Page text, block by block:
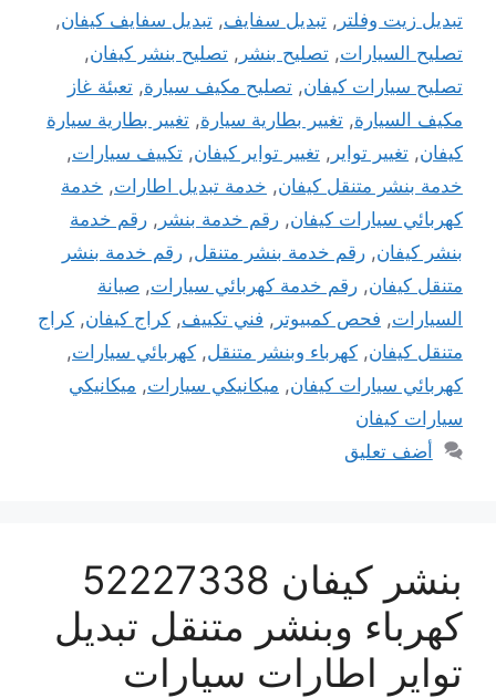
تبديل زيت وفلتر , تبديل سفايف, تبديل سفايف كيفان,
تصليح السيارات, تصليح بنشر , تصليح بنشر كيفان,
تصليح سيارات كيفان, تصليح مكيف سيارة, تعبئة غاز
مكيف السيارة, تغيير بطارية سيارة, تغيير بطارية سيارة
كيفان, تغيير تواير , تغيير تواير كيفان, تكييف سيارات,
خدمة بنشر متنقل كيفان, خدمة تبديل اطارات, خدمة
كهربائي سيارات كيفان, رقم خدمة بنشر , رقم خدمة
بنشر كيفان, رقم خدمة بنشر متنقل, رقم خدمة بنشر
متنقل كيفان, رقم خدمة كهربائي سيارات, صيانة
السيارات, فحص كمبيوتر , فني تكييف, كراج كيفان, كراج
متنقل كيفان, كهرباء وبنشر متنقل, كهربائي سيارات,
كهربائي سيارات كيفان, ميكانيكي سيارات, ميكانيكي
سيارات كيفان
أضف تعليق
بنشر كيفان 52227338
كهرباء وبنشر متنقل تبديل
تواير اطارات سيارات